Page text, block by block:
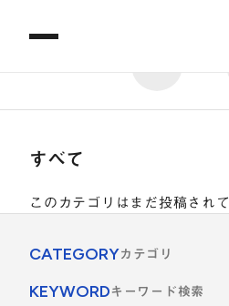
すべて
このカテゴリはまだ投稿され
CATEGORYカテゴリ
KEYWORDキーワード検索